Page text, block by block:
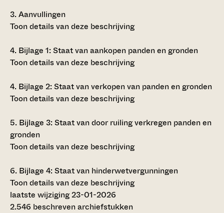
3.Aanvullingen
Toon details van deze beschrijving
4. Bijlage 1: Staat van aankopen panden en gronden
Toon details van deze beschrijving
4. Bijlage 2: Staat van verkopen van panden en gronden
Toon details van deze beschrijving
5. Bijlage 3: Staat van door ruiling verkregen panden en
gronden
Toon details van deze beschrijving
6. Bijlage 4: Staat van hinderwetvergunningen
Toon details van deze beschrijving
laatste wijziging 23-01-2026
2.546 beschreven archiefstukken